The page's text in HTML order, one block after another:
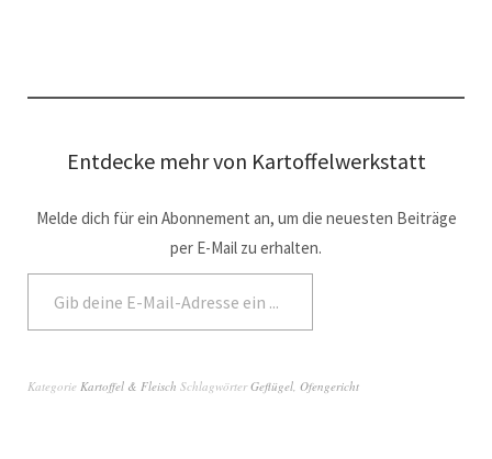
Entdecke mehr von Kartoffelwerkstatt
Melde dich für ein Abonnement an, um die neuesten Beiträge
per E-Mail zu erhalten.
Kategorie Kartoffel & Fleisch SchlagwörterGeflügel, Ofengericht